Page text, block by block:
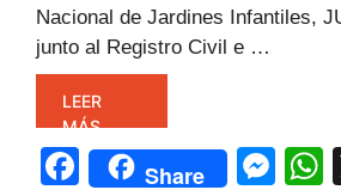
Nacional de Jardines Infantiles,
junto al Registro Civil e …
LEER
MÁS
F
Share
M